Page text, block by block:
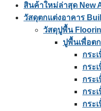
สินค้าใหม่ล่าสุด New
วัสดุตกแต่งอาคาร
วัสดุปูพื้น
ปูพื้นเพื่อต
กระ
กระ
กระ
กระ
กระ